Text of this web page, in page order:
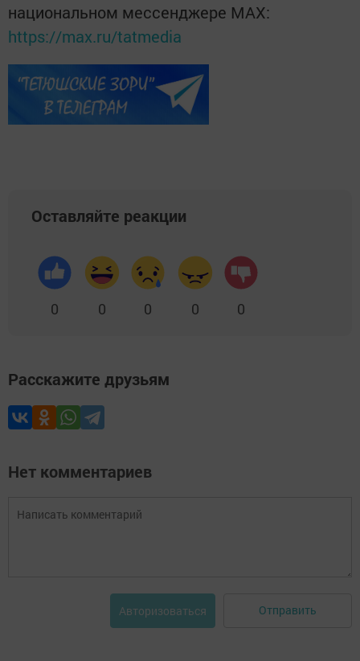
национальном мессенджере MАХ:
https://max.ru/tatmedia
Оставляйте реакции
0 0 0 0 0
Расскажите друзьям
Нет комментариев
Авторизоваться Отправить